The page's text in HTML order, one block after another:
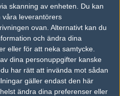
skanning av enheten. Du kan
våra leverantörers
ovan. Alternativt kan du
och ändra dina
eller för att neka samtycke.
dina personuppgifter kanske
har rätt att invända mot sådan
gäller endast den här
ändra dina preferenser eller
ännu.